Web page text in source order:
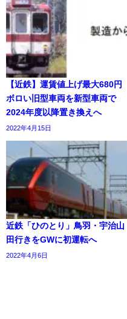
【近鉄】運賃値上げ最大680円
ボロい旧型車両を新型車両で
2024年度以降置き換えへ
2022年4月15日
近鉄「ひのとり」鳥羽・宇治山
田行きをGWに初運転へ
2022年4月6日